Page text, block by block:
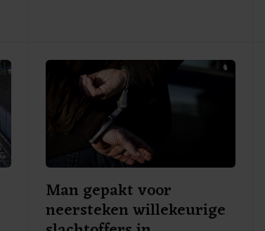
Man gepakt voor
neersteken willekeurige